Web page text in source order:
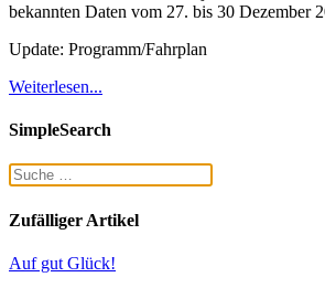
bekannten Daten vom 27. bis 30 Dezember
Update: Programm/Fahrplan
Weiterlesen...
SimpleSearch
Zufälliger Artikel
Auf gut Glück!